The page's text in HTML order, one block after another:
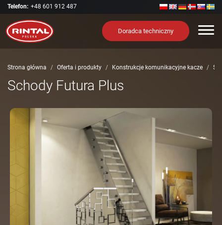
Telefon: +48 601 912 487
Doradca techniczny
Strona główna Oferta i produkty Konstrukcje komunikacyjne kacze
Schody Futura Plus